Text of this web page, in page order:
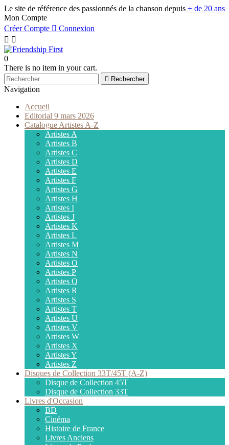
Le site de référence des passionnés de la chanson depuis + de 20 ans
Mon Compte
Créer Compte  Connexion
 
0
There is no item in your cart.
 Rechercher
Navigation
Accueil
Editorial 9 mars 2026
Catalogue Artistes A-Z
Artistes A
Artistes B
Artistes C
Artistes D
Artistes E
Artistes F
Artistes G
Artistes H
Artistes I
Artistes J
Artistes K
Artistes L
Artistes M
Artistes N
Artistes O
Artistes P
Artistes Q
Artistes R
Artistes S
Artistes T
Artistes U
Artistes V
Artistes W
Artistes X
Artistes Y
Artistes Z
Disques de Collection 33T/45T (A-Z)
Disque de Collection 45T
Disque de Collection 33T
Livres d'Occasion
BD
Cinéma
Histoire de France
Livres Anciens